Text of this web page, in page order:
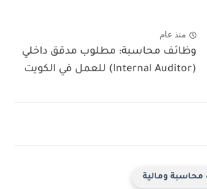
منذ عام
وظائف محاسبة: مطلوب مدقق داخلي
(Internal Auditor) للعمل في الكويت
ومالية